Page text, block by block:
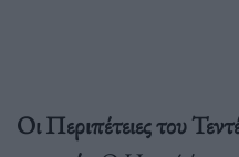
Οι Περιπέτειες του